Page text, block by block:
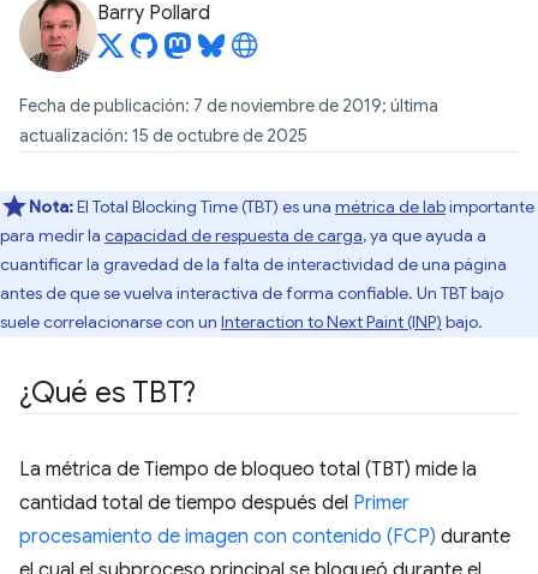
Barry Pollard
Fecha de publicación: 7 de noviembre de 2019; última
actualización: 15 de octubre de 2025
Nota:El Total Blocking Time (TBT) es una métrica de labimportante
para medir la capacidad de respuesta de carga, ya que ayuda a
cuantificar la gravedad de la falta de interactividad de una página
antes de que se vuelva interactiva de forma confiable. Un TBT bajo
suele correlacionarse con un Interaction to Next Paint (INP) bajo.
¿Qué es TBT?
La métrica de Tiempo de bloqueo total (TBT) mide la
cantidad total de tiempo después del Primer
procesamiento de imagen con contenido (FCP) durante